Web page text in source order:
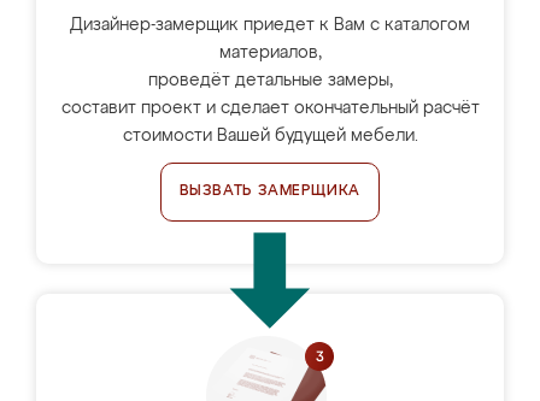
Дизайнер-замерщик приедет к Вам с каталогом
материалов,
проведёт детальные замеры,
составит проект и сделает окончательный расчёт
стоимости Вашей будущей мебели.
ВЫЗВАТЬ ЗАМЕРЩИКА